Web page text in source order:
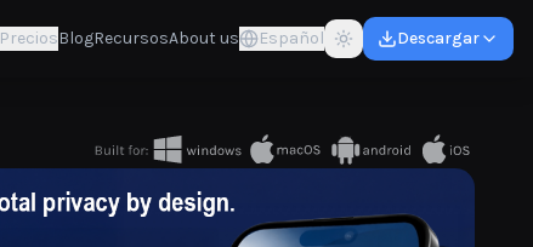
PreciosBlogRecursosAbout us Español Descargar